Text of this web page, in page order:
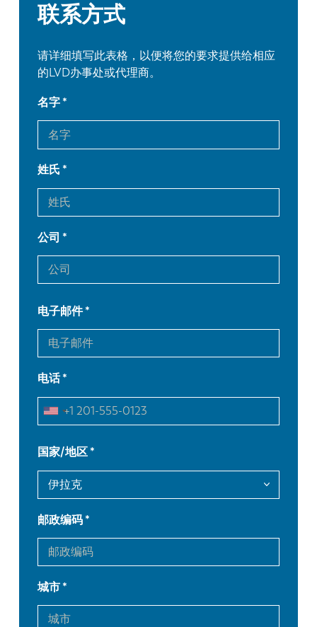
联系方式
请详细填写此表格，以便将您的要求提供给相应
的LVD办事处或代理商。
名字
姓氏
公司
电子邮件
电话
国家/地区
邮政编码
城市
EN
ES
PL
KO CN